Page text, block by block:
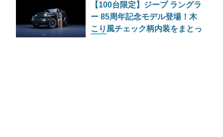
【100台限定】ジープ ラングラ
ー 85周年記念モデル登場！木
こり風チェック柄内装をまとっ